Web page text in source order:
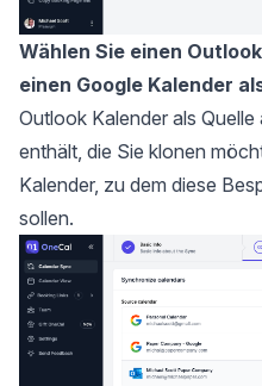
Wählen Sie einen
einen Google Kalender
Outlook Kalender als
enthält, die Sie klonen
Kalender, zu dem diese
sollen.